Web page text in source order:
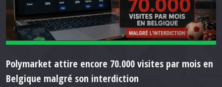
Polymarket attire encore 70.000 visites par mois en
Belgique malgré son interdiction